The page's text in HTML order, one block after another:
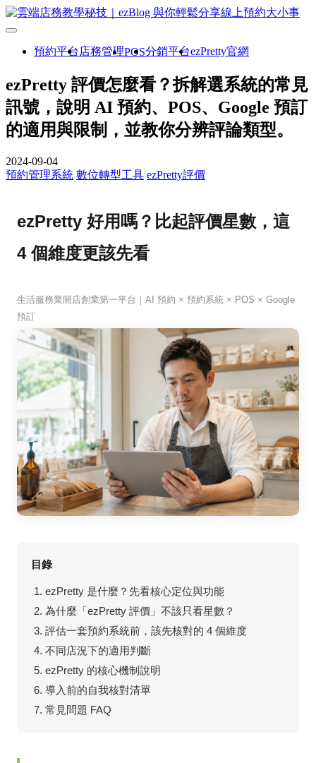
預約平台 店務管理POS分銷平台ezPretty官網
ezPretty 評價怎麼看？拆解選系統的常見
訊號，說明 AI 預約、POS、Google 預訂
的適用與限制，並教你分辨評論類型。
2024-09-04
預約管理系統 數位轉型工具 ezPretty評價
ezPretty 好用嗎？比起評價星數，這
4 個維度更該先看
生活服務業開店創業第一平台｜AI 預約 × 預約系統 × POS × Google
預訂
目錄
ezPretty 是什麼？先看核心定位與功能
為什麼「ezPretty 評價」不該只看星數？
評估一套預約系統前，該先核對的 4 個維度
不同店況下的適用判斷
ezPretty 的核心機制說明
導入前的自我核對清單
常見問題 FAQ